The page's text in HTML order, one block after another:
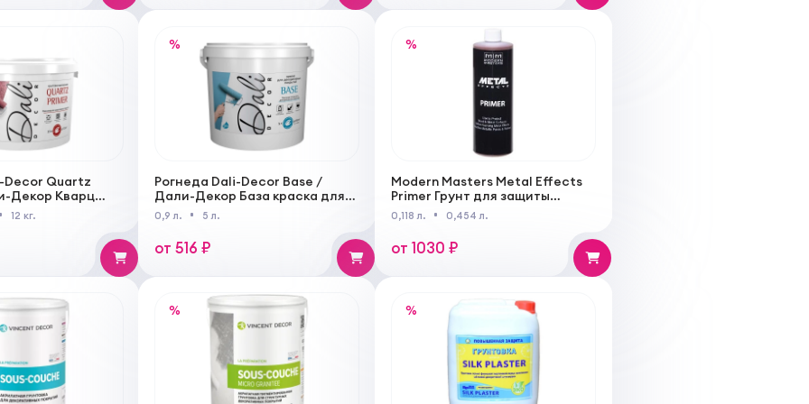
Decor Quartz
Декор Кварц
акриловая
12 кг.
%
Рогнеда Dali-Decor Base /
Дали-Декор База краска для
декоративных покрытий
0,9 л. 5 л.
от 516 ₽
%
Modern Masters Metal Effects
Primer Грунт для защиты
металла от коррозии
0,118 л. 0,454 л.
от 1030 ₽
% %